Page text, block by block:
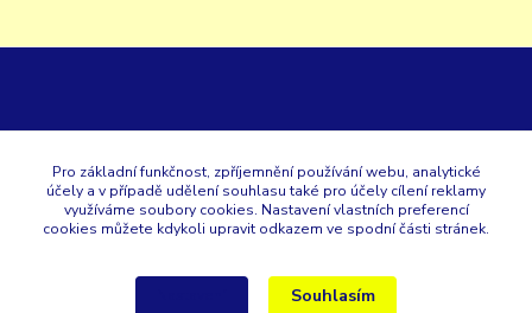
+420 353 567 257
Pro základní funkčnost, zpříjemnění používání webu, analytické
účely a v případě udělení souhlasu také pro účely cílení reklamy
využíváme soubory cookies. Nastavení vlastních preferencí
cookies můžete kdykoli upravit odkazem ve spodní části stránek.
Souhlasím